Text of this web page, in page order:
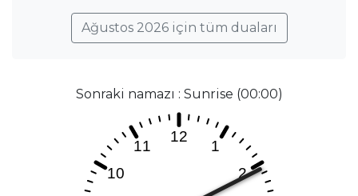
Ağustos 2026 için tüm duaları
Sonraki namazı : Sunrise (00:00)